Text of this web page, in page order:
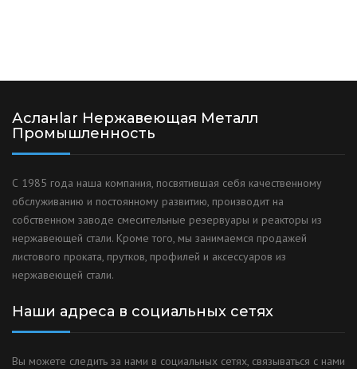
Асланlar Нержавеющая Металл
Промышленность
С 1985 года наша компания, посвятившая себя качественному
обслуживанию и постоянному развитию, производит на
собственном заводе смесительные резервуары и реакторы из
нержавеющей стали. Кроме того, мы занимаемся продажей
листового проката, прутков, профилей и аксессуаров из
нержавеющей стали.
Наши адреса в социальных сетях
Вы можете следить за нами в социальных сетях, связываться с нами